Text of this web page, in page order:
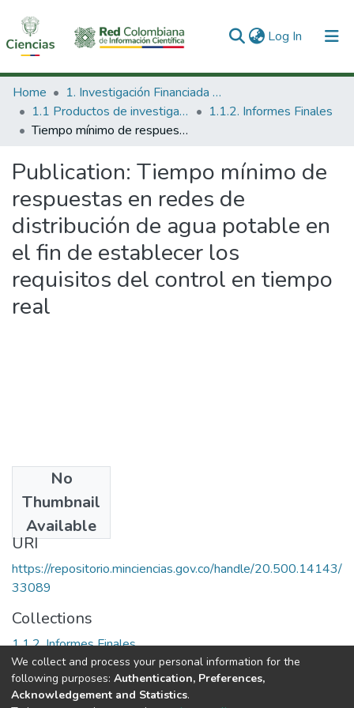
Log In (current)
Communities & Collections
All of DSpace
Home
1. Investigación Financiada con Recursos Públicos
1.1 Productos de investigación
1.1.2. Informes Finales
Tiempo mínimo de respuestas en redes de distribución de agua potable en el fin de establecer los requisitos del control en tiempo real
Publication: Tiempo mínimo de
respuestas en redes de
distribución de agua potable en
el fin de establecer los
requisitos del control en tiempo
real
No
Thumbnail
Available
2005
URI
https://repositorio.minciencias.gov.co/handle/20.500.14143/
33089
Collections
1.1.2. Informes Finales
Full item page
We collect and process your personal information for the
following purposes: Authentication, Preferences,
Acknowledgement and Statistics.